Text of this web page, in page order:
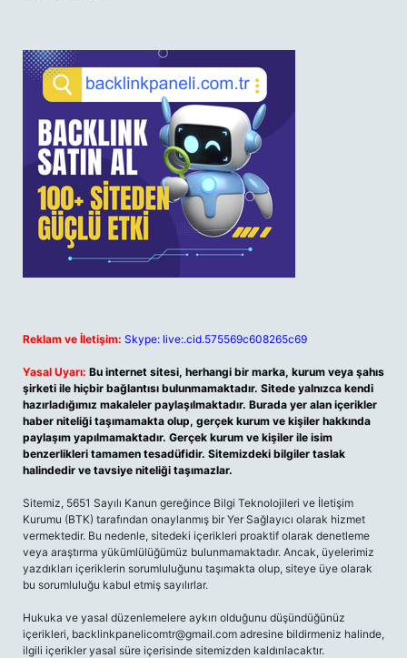
Reklam ve İletişim: Skype: live:.cid.575569c608265c69
Yasal Uyarı: Bu internet sitesi, herhangi bir marka, kurum veya şahıs
şirketi ile hiçbir bağlantısı bulunmamaktadır. Sitede yalnızca kendi
hazırladığımız makaleler paylaşılmaktadır. Burada yer alan içerikler
haber niteliği taşımamakta olup, gerçek kurum ve kişiler hakkında
paylaşım yapılmamaktadır. Gerçek kurum ve kişiler ile isim
benzerlikleri tamamen tesadüfidir. Sitemizdeki bilgiler taslak
halindedir ve tavsiye niteliği taşımazlar.
Sitemiz, 5651 Sayılı Kanun gereğince Bilgi Teknolojileri ve İletişim
Kurumu (BTK) tarafından onaylanmış bir Yer Sağlayıcı olarak hizmet
vermektedir. Bu nedenle, sitedeki içerikleri proaktif olarak denetleme
veya araştırma yükümlülüğümüz bulunmamaktadır. Ancak, üyelerimiz
yazdıkları içeriklerin sorumluluğunu taşımakta olup, siteye üye olarak
bu sorumluluğu kabul etmiş sayılırlar.
Hukuka ve yasal düzenlemelere aykırı olduğunu düşündüğünüz
içerikleri, backlinkpanelicomtr@gmail.com adresine bildirmeniz halinde,
ilgili içerikler yasal süre içerisinde sitemizden kaldırılacaktır.